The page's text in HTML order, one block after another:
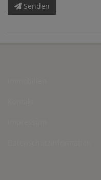
Senden